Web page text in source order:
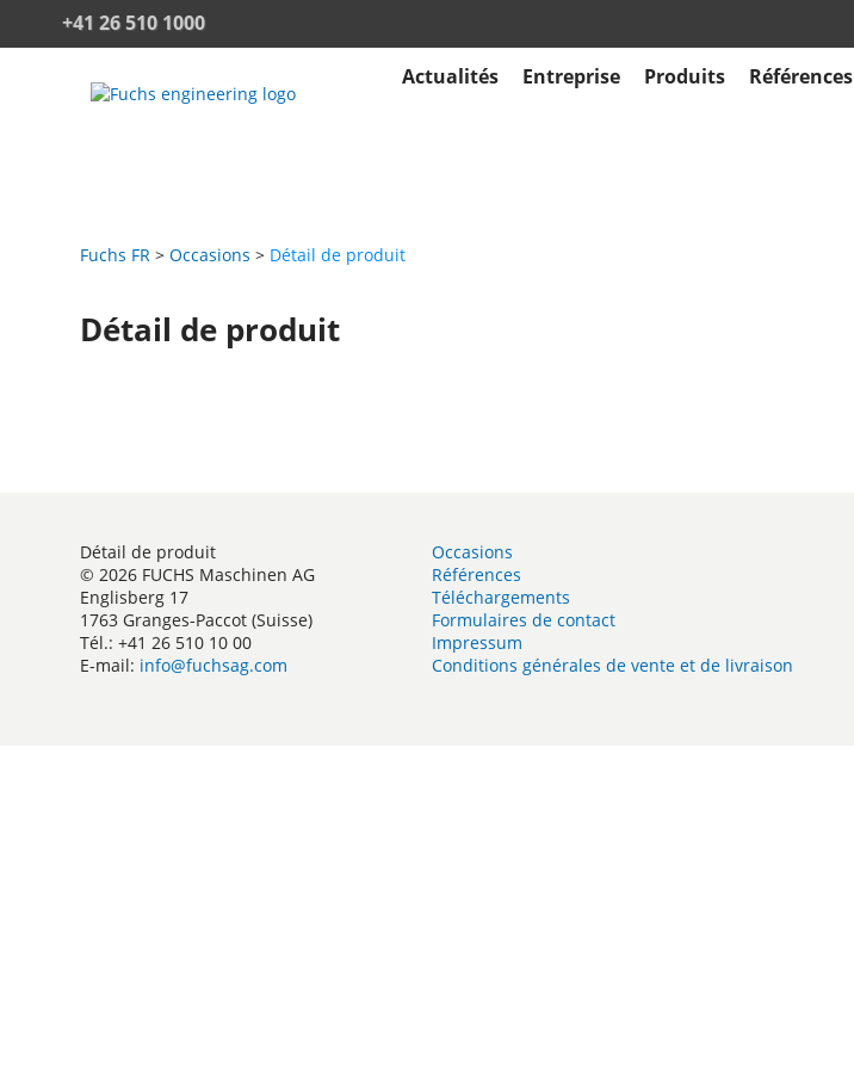
+41 26 510 1000
Actualités Entreprise Produits Références
Fuchs FR Occasions Détail de produit
Détail de produit
Détail de produit
© 2026 FUCHS Maschinen AG
Englisberg 17
1763 Granges-Paccot (Suisse)
Tél.: +41 26 510 10 00
E-mail: info@fuchsag.com
Occasions
Références
Téléchargements
Formulaires de contact
Impressum
Conditions générales de vente et de livraison